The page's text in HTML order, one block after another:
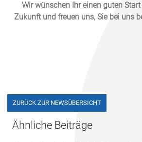
Wir wünschen Ihr einen guten
Zukunft und freuen uns, Sie bei uns
ZURÜCK ZUR NEWSÜBERSICHT
Ähnliche Beiträge